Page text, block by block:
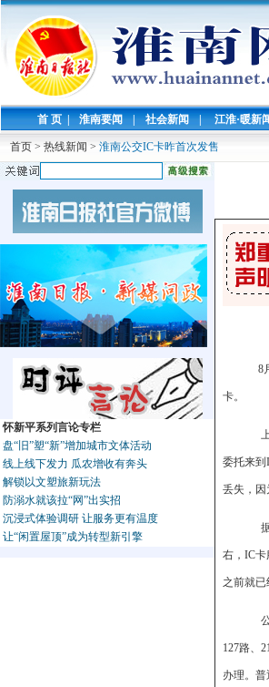
首 页 | 淮南要闻 | 社会新闻 | 江淮·暖新
首页 > 热线新闻 > 淮南公交IC卡昨首次发售
怀新平系列言论专栏
盘“旧”塑“新”增加城市文体活动
线上线下发力 瓜农增收有奔头
解锁以文塑旅新玩法
防溺水就该拉“网”出实招
沉浸式体验调研 让服务更有温度
让“闲置屋顶”成为转型新引擎
8
卡。
上
委托来到
丢失，因
据
右，IC卡
之前就
公
127路、
办理。